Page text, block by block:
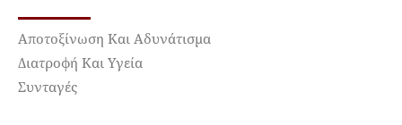
Αποτοξίνωση Και Αδυνάτισμα
Διατροφή Και Υγεία
Συνταγές